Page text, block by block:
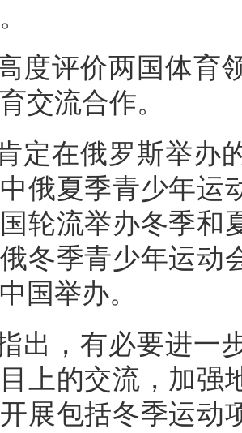
度评价两国体育
交流合作。
定在俄罗斯举办
俄夏季青少年运
轮流举办冬季和
冬季青少年运动
国举办。
出，有必要进一
上的交流，加强
展包括冬季运动